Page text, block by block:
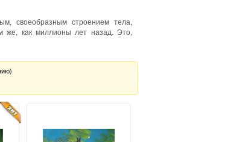
своеобразным строением тела,
же, как миллионы лет назад. Это,